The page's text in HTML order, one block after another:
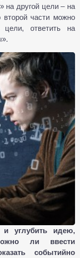
на другой цели – на
части можно
цели, ответить на
углубить идею,
ли ввести
событийно